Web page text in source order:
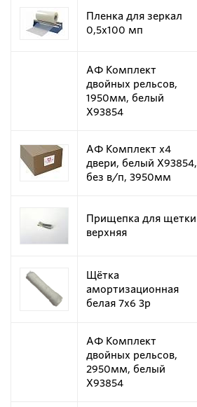
Пленка для зеркал
0,5х100 мп
АФ Комплект
двойных рельсов,
1950мм, белый
X93854
АФ Комплект х4
двери, белый X93854,
без в/п, 3950мм
Прищепка для щетки
верхняя
Щётка
амортизационная
белая 7х6 3p
АФ Комплект
двойных рельсов,
2950мм, белый
X93854